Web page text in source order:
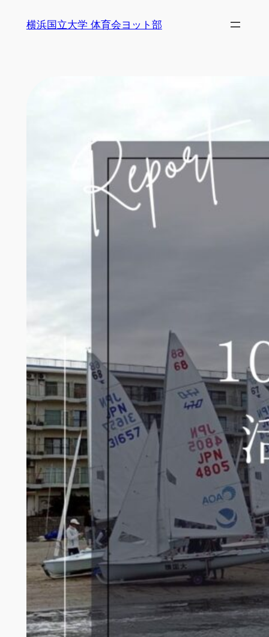
横浜国立大学 体育会ヨット部